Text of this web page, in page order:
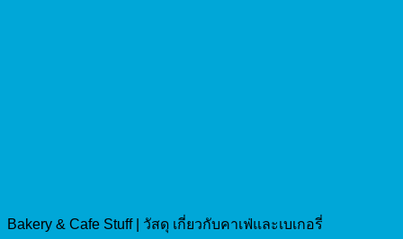
Bakery & Cafe Stuff | วัสดุ เกี่ยวกับคาเฟ่และเบเกอรี่